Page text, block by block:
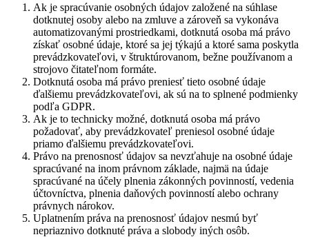
Ak je spracúvanie osobných údajov založené na súhlase
dotknutej osoby alebo na zmluve a zároveň sa vykonáva
automatizovanými prostriedkami, dotknutá osoba má právo
získať osobné údaje, ktoré sa jej týkajú a ktoré sama poskytla
prevádzkovateľovi, v štruktúrovanom, bežne používanom a
strojovo čitateľnom formáte.
Dotknutá osoba má právo preniesť tieto osobné údaje
ďalšiemu prevádzkovateľovi, ak sú na to splnené podmienky
podľa GDPR.
Ak je to technicky možné, dotknutá osoba má právo
požadovať, aby prevádzkovateľ preniesol osobné údaje
priamo ďalšiemu prevádzkovateľovi.
Právo na prenosnosť údajov sa nevzťahuje na osobné údaje
spracúvané na inom právnom základe, najmä na údaje
spracúvané na účely plnenia zákonných povinností, vedenia
účtovníctva, plnenia daňových povinností alebo ochrany
právnych nárokov.
Uplatnením práva na prenosnosť údajov nesmú byť
nepriaznivo dotknuté práva a slobody iných osôb.